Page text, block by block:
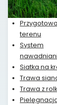
terenu
System
Siatka na
Trawa
Trawa z